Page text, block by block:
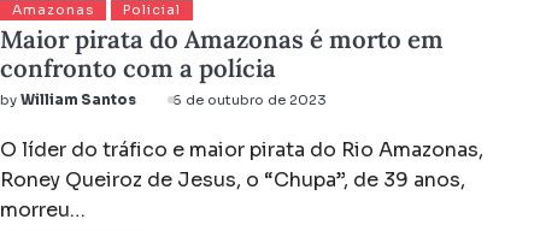
Amazonas Policial
Maior pirata do Amazonas é morto em
confronto com a polícia
by William Santos 6 de outubro de 2023
O líder do tráfico e maior pirata do Rio Amazonas,
Roney Queiroz de Jesus, o “Chupa”, de 39 anos,
morreu…